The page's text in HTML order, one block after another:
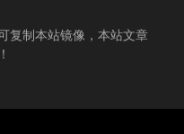
复制本站镜像，本站文章